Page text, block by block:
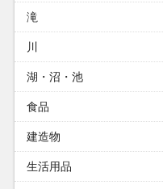
滝
川
湖・沼・池
食品
建造物
生活用品